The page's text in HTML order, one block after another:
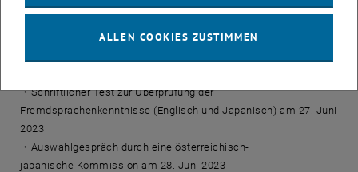
・ca. 143.000 – 145.000 Yen monatlich (Änderungen vorbehalten)
・kostenloses Studium (keine Einschreib- und Studiengebühren)
・Schriftlicher Test zur Überprüfung der
Fremdsprachenkenntnisse (Englisch und Japanisch) am 27. Juni
2023
・Auswahlgespräch durch eine österreichisch-
japanische Kommission am 28. Juni 2023
ALLEN COOKIES ZUSTIMMEN